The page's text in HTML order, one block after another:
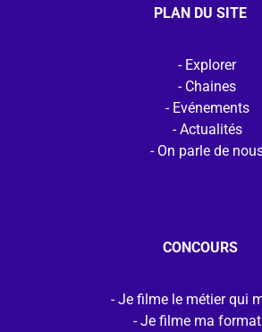
PLAN DU SITE
Explorer
Chaines
Evénements
Actualités
On parle de
CONCOURS
Je filme le métier qui
Je filme ma